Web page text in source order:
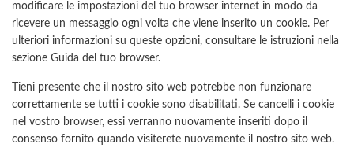
modificare le impostazioni del tuo browser internet in modo da
ricevere un messaggio ogni volta che viene inserito un cookie. Per
ulteriori informazioni su queste opzioni, consultare le istruzioni nella
sezione Guida del tuo browser.
Tieni presente che il nostro sito web potrebbe non funzionare
correttamente se tutti i cookie sono disabilitati. Se cancelli i cookie
nel vostro browser, essi verranno nuovamente inseriti dopo il
consenso fornito quando visiterete nuovamente il nostro sito web.